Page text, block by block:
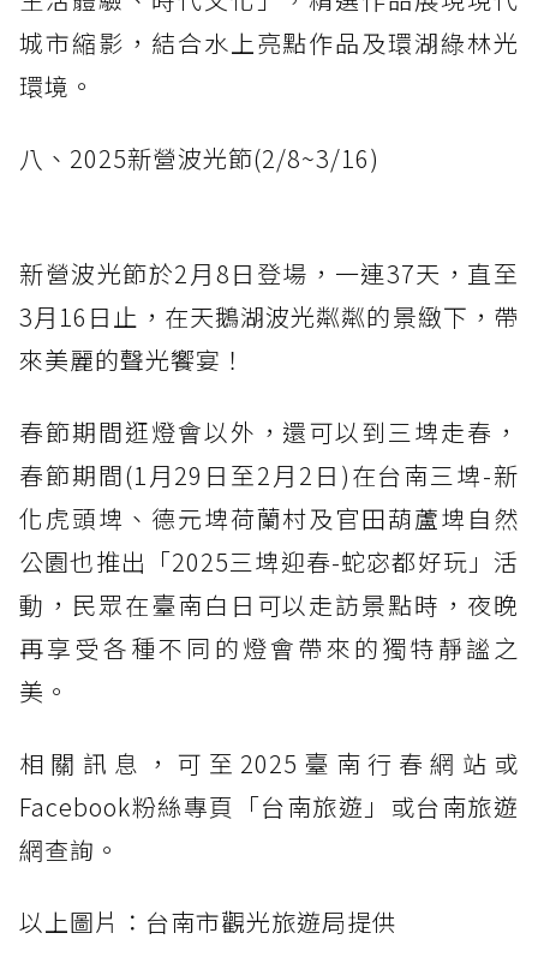
城市縮影，結合水上亮點作品及環湖綠林光
環境。
八、2025新營波光節(2/8~3/16)
新營波光節於2月8日登場，一連37天，直至
3月16日止，在天鵝湖波光粼粼的景緻下，帶
來美麗的聲光饗宴！
春節期間逛燈會以外，還可以到三埤走春，
春節期間(1月29日至2月2日)在台南三埤-新
化虎頭埤、德元埤荷蘭村及官田葫蘆埤自然
公園也推出「2025三埤迎春-蛇宓都好玩」活
動，民眾在臺南白日可以走訪景點時，夜晚
再享受各種不同的燈會帶來的獨特靜謐之
美。
相關訊息，可至2025臺南行春網站或
Facebook粉絲專頁「台南旅遊」或台南旅遊
網查詢。
以上圖片：台南市觀光旅遊局提供